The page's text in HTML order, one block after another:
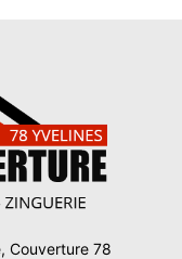
Couverture 78